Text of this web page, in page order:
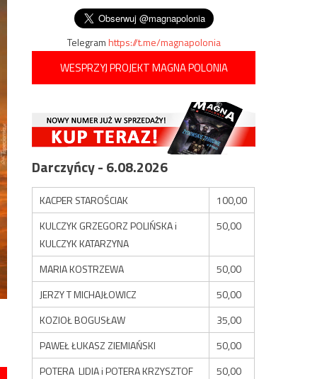
Telegramhttps://t.me/magnapolonia
WESPRZYJ PROJEKT MAGNA POLONIA
Darczyńcy - 6.08.2026
KACPER STAROŚCIAK
100,00
KULCZYK GRZEGORZ POLIŃSKA i
KULCZYK KATARZYNA
50,00
MARIA KOSTRZEWA
50,00
JERZY T MICHAJŁOWICZ
50,00
KOZIOŁ BOGUSŁAW
35,00
PAWEŁ ŁUKASZ ZIEMIAŃSKI
50,00
POTERA LIDIA i POTERA KRZYSZTOF
50,00